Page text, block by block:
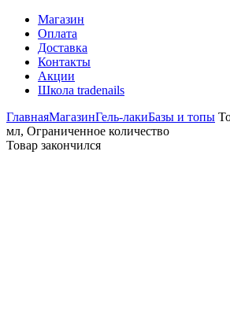
Магазин
Оплата
Доставка
Контакты
Акции
Школа tradenails
ГлавнаяМагазинГель-лакиБазы и топы
мл, Ограниченное количество
Товар закончился